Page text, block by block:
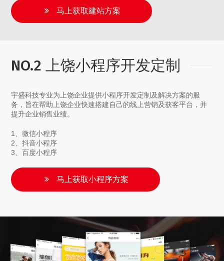
马上获取建站方案
NO.2 上饶小程序开发定制
宇盛科技专业为上饶企业提供小程序开发定制及解决方案的服
务，旨在帮助上饶企业快速搭建自己的线上营销及获客平台，并
提升企业销售业绩。
1、微信小程序
2、抖音小程序
3、百度小程序
马上获取小程序方案